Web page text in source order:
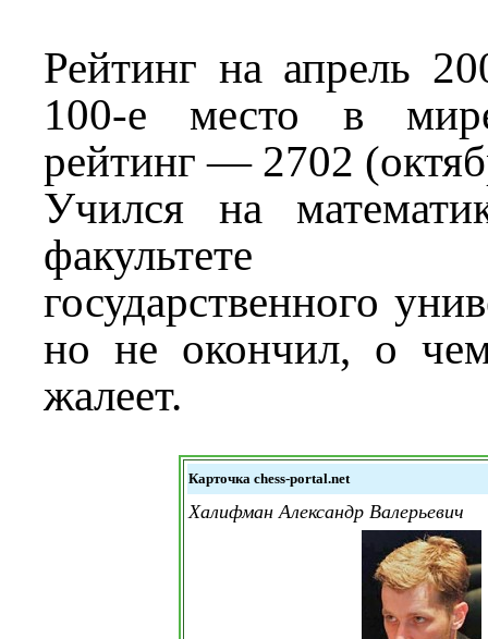
Рейтинг на апрель
100-е место в
рейтинг — 2702
Учился на
факультете
государственного
но не окончил, о
жалеет.
Карточка chess-portal.net
Халифман Александр Валерьевич